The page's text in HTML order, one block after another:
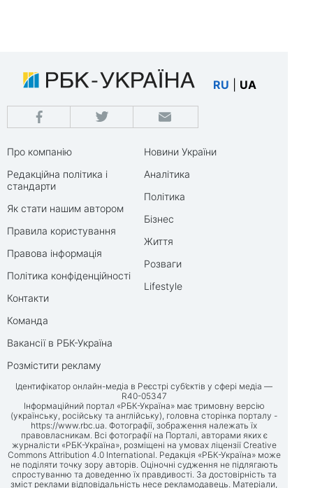
RU UA
Про компанію
Редакційна політика і
стандарти
Як стати нашим автором
Правила користування
Правова інформація
Політика конфіденційності
Контакти
Команда
Вакансії в РБК-Україна
Розмістити рекламу
Новини України
Аналітика
Політика
Бізнес
Життя
Розваги
Lifestyle
Ідентифікатор онлайн-медіа в Реєстрі суб’єктів у сфері медіа —
R40-05347
Інформаційний портал «РБК-Україна» має тримовну версію
(українську, російську та англійську), головна сторінка порталу -
https://www.rbc.ua. Фотографії, зображення належать їх
правовласникам. Всі фотографії на Порталі, авторами яких є
журналісти «РБК-Україна», розміщені на умовах ліцензії Creative
Commons Attribution 4.0 International. Редакція «РБК-Україна» може
не поділяти точку зору авторів. Оціночні судження не підлягають
спростуванню та доведенню їх правдивості. За достовірність та
зміст реклами відповідальність несе рекламодавець. Матеріали,